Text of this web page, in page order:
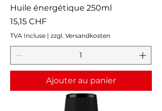
Huile énergétique 250ml
Prix
15,15 CHF
TVA Incluse | zzgl. Versandkosten
Ajouter au panier